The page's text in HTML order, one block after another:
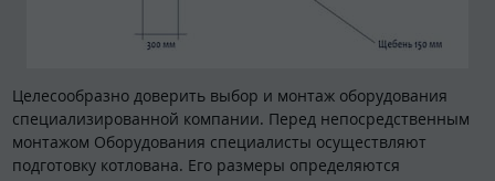
Целесообразно доверить выбор и монтаж оборудования
специализированной компании. Перед непосредственным
монтажом Оборудования специалисты осуществляют
подготовку котлована. Его размеры определяются